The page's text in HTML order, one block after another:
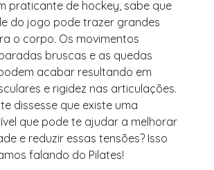
praticante de hockey, sabe que
do jogo pode trazer grandes
o corpo. Os movimentos
bruscas e as quedas
acabar resultando em
e rigidez nas articulações.
dissesse que existe uma
que pode te ajudar a melhorar
e reduzir essas tensões? Isso
falando do Pilates!